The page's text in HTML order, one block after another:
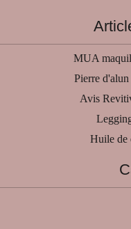
MUA
Pierre
Avis
Huile de